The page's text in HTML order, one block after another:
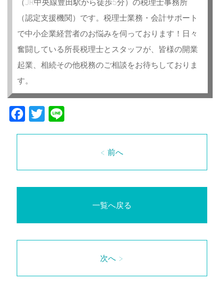
（JR中央線豊田駅から徒歩5分）の税理士事務所
（認定支援機関）です。税理士業務・会計サポート
で中小企業経営者のお悩みを伺っております！日々
奮闘している所長税理士とスタッフが、皆様の開業
起業、相続その他税務のご相談をお待ちしておりま
す。
Facebook
Twitter
< 前へ
一覧へ戻る
次へ >